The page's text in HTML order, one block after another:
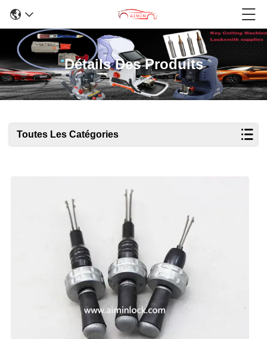
Détails Des Produits
Toutes Les Catégories